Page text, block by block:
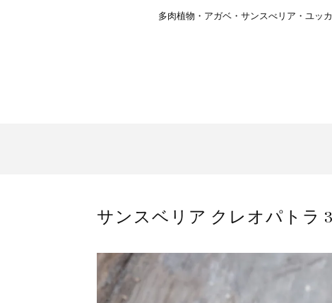
多肉植物・アガベ・サンスべリア・ユッ
サンスベリア クレオパトラ